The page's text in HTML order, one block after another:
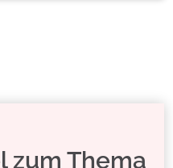
zum Thema